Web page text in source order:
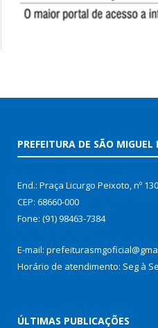
PREFEITURA DE SÃO
End.: Praça Licurgo Peixoto, nº
CEP: 68660-000
Fone: (91) 98463-7384
E-mail:
Horário de atendimento: Seg à
ÚLTIMAS PUBLICAÇÕES